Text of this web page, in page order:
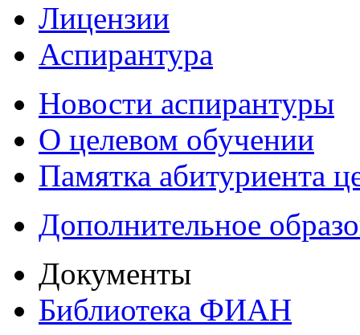
Лицензии
Аспирантура
Новости аспирантуры
О целевом обучении
Памятка абитуриента
Дополнительное
Документы
Библиотека ФИАН